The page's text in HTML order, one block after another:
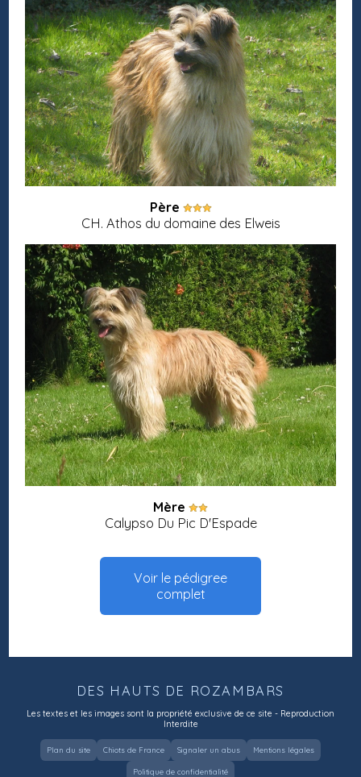
Père
CH. Athos du domaine des Elweis
Mère
Calypso Du Pic D'Espade
Voir le pédigree
complet
DES HAUTS DE ROZAMBARS
Les textes et les images sont la propriété exclusive de ce site - Reproduction
Interdite
Plan du site Chiots de France Signaler un abus Mentions légales
Politique de confidentialité